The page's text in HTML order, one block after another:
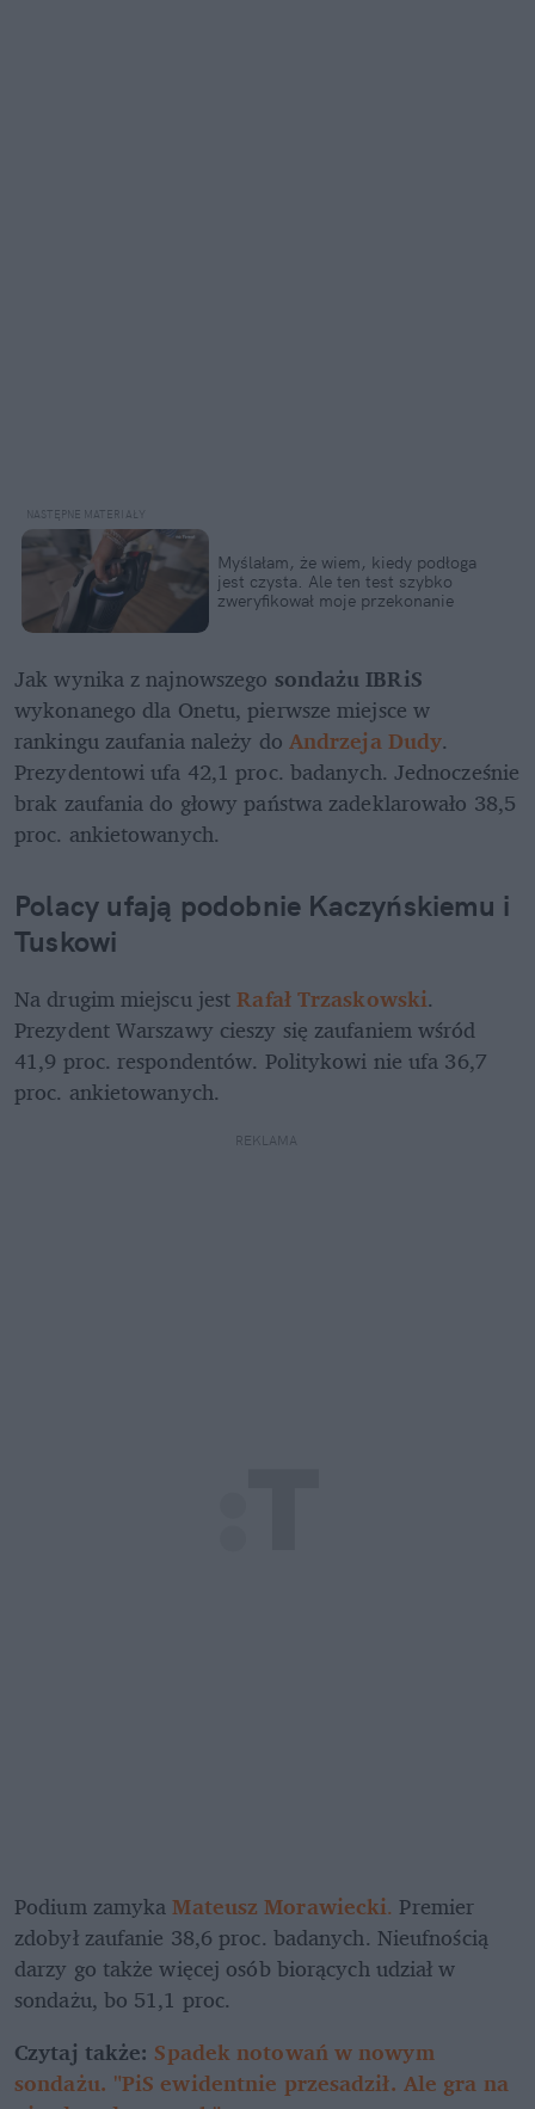
Myślałam, że wiem, kiedy podłoga
jest czysta. Ale ten test szybko
zweryfikował moje przekonanie
Jak wynika z najnowszego
wykonanego dla Onetu, pierwsze miejsce w
rankingu zaufania należy do Andrzeja Dudy.
Prezydentowi ufa 42,1 proc. badanych. Jednocześnie
brak zaufania do głowy państwa zadeklarowało 38,5
proc. ankietowanych.
Polacy ufają podobnie Kaczyńskiemu i
Tuskowi
Na drugim miejscu jestRafał Trzaskowski.
Prezydent Warszawy cieszy się zaufaniem wśród
41,9 proc. respondentów. Politykowi nie ufa 36,7
proc. ankietowanych.
REKLAMA
Podium zamyka Mateusz Morawiecki. Premier
zdobył zaufanie 38,6 proc. badanych. Nieufnością
darzy go także więcej osób biorących udział w
sondażu, bo 51,1 proc.
Czytaj także: Spadek notowań w nowym
sondażu. "PiS ewidentnie przesadził. Ale gra na